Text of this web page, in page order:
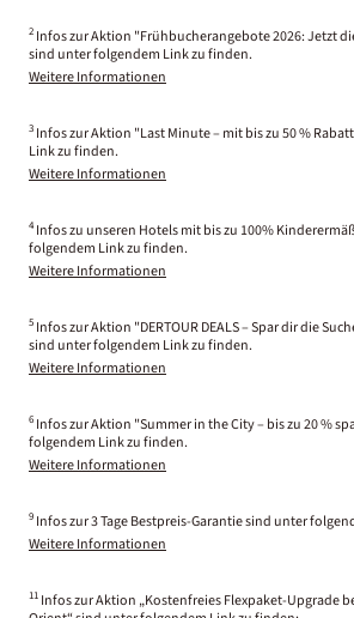
2 Infos zur Aktion "Frühbucherangebote 2026: Jetzt
sind unter folgendem Link zu finden.
Weitere Informationen
3 Infos zur Aktion "Last Minute – mit bis zu 50 %
Link zu finden.
Weitere Informationen
4 Infos zu unseren Hotels mit bis zu 100%
folgendem Link zu finden.
Weitere Informationen
5 Infos zur Aktion "DERTOUR DEALS – Spar dir die
sind unter folgendem Link zu finden.
Weitere Informationen
6 Infos zur Aktion "Summer in the City – bis zu 20 %
folgendem Link zu finden.
Weitere Informationen
9 Infos zur 3 Tage Bestpreis-Garantie sind unter
Weitere Informationen
11 Infos zur Aktion „Kostenfreies Flexpaket-Upgrade